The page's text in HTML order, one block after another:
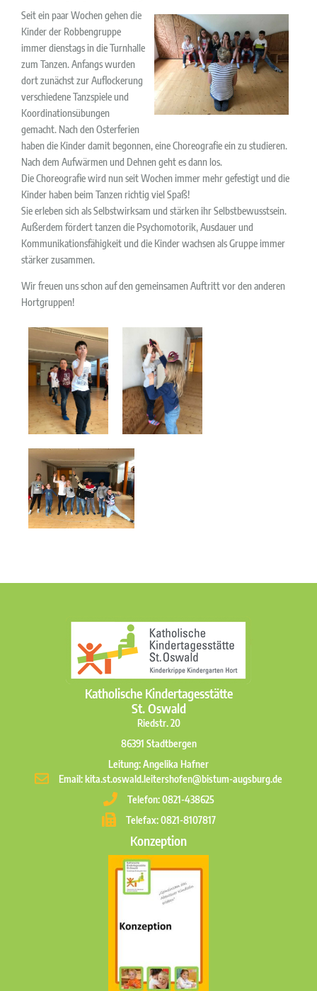
Seit ein paar Wochen gehen die
Kinder der Robbengruppe
immer dienstags in die Turnhalle
zum Tanzen. Anfangs wurden
dort zunächst zur Auflockerung
verschiedene Tanzspiele und
Koordinationsübungen
gemacht. Nach den Osterferien
haben die Kinder damit begonnen, eine Choreografie ein zu studieren.
Nach dem Aufwärmen und Dehnen geht es dann los.
Die Choreografie wird nun seit Wochen immer mehr gefestigt und die
Kinder haben beim Tanzen richtig viel Spaß!
Sie erleben sich als Selbstwirksam und stärken ihr Selbstbewusstsein.
Außerdem fördert tanzen die Psychomotorik, Ausdauer und
Kommunikationsfähigkeit und die Kinder wachsen als Gruppe immer
stärker zusammen.
Wir freuen uns schon auf den gemeinsamen Auftritt vor den anderen
Hortgruppen!
Katholische Kindertagesstätte
St. Oswald
Riedstr. 20
86391 Stadtbergen
Leitung: Angelika Hafner
Email: kita.st.oswald.leitershofen@bistum-augsburg.de
Telefon: 0821-438625
Telefax: 0821-8107817
Konzeption